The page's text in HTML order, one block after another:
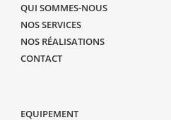
QUI SOMMES-NOUS
NOS SERVICES
NOS RÉALISATIONS
CONTACT
EQUIPEMENT